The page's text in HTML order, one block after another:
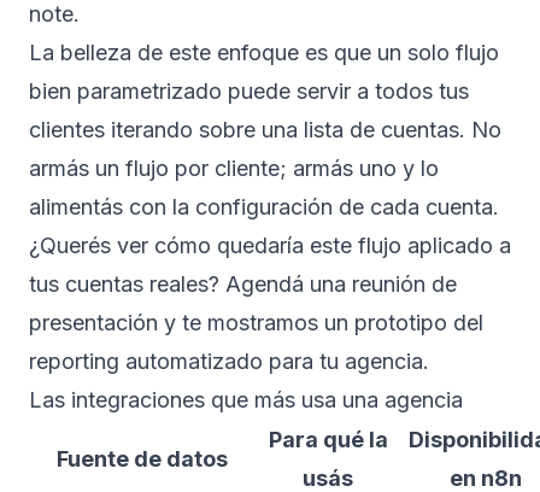
note.
La belleza de este enfoque es que un solo flujo
bien parametrizado puede servir a todos tus
clientes iterando sobre una lista de cuentas. No
armás un flujo por cliente; armás uno y lo
alimentás con la configuración de cada cuenta.
¿Querés ver cómo quedaría este flujo aplicado a
tus cuentas reales? Agendá una reunión de
presentación y te mostramos un prototipo del
reporting automatizado para tu agencia.
Las integraciones que más usa una agencia
Fuente de datos
Para qué la
usás
en n8n